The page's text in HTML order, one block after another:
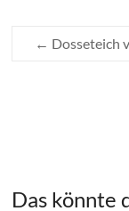
← Dosseteich
Das könnte